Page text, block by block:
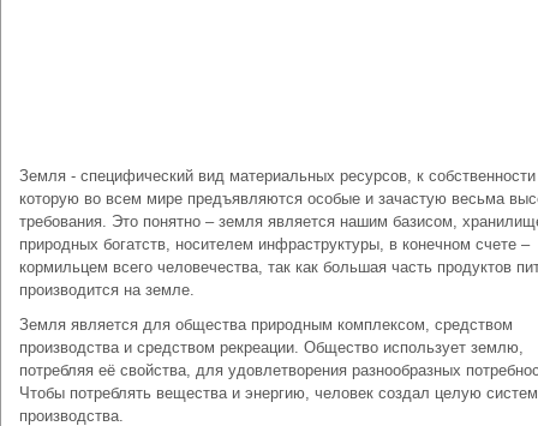
Земля - специфический вид материальных ресурсов, к
которую во всем мире предъявляются особые и зачастую весьма
требования. Это понятно – земля является нашим базисом,
природных богатств, носителем инфраструктуры, в конечном счете –
кормильцем всего человечества, так как большая часть продуктов
производится на земле.
Земля является для общества природным комплексом, средством
производства и средством рекреации. Общество использует землю,
потребляя её свойства, для удовлетворения разнообразных
Чтобы потреблять вещества и энергию, человек создал целую
производства.